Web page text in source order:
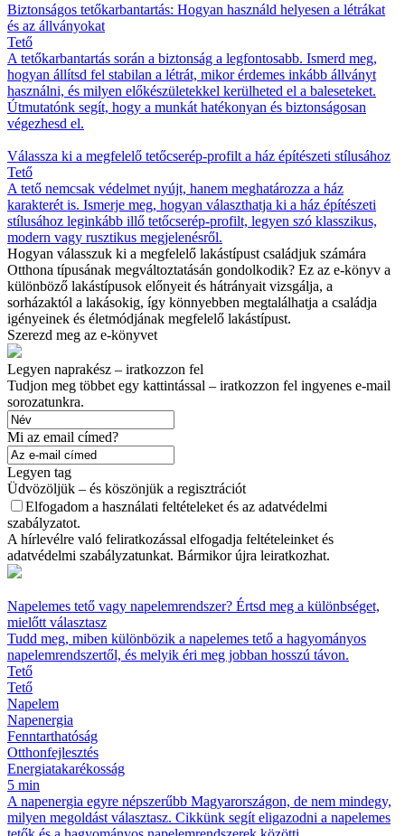
Biztonságos tetőkarbantartás: Hogyan használd helyesen a létrákat
és az állványokat
Tető
A tetőkarbantartás során a biztonság a legfontosabb. Ismerd meg,
hogyan állítsd fel stabilan a létrát, mikor érdemes inkább állványt
használni, és milyen előkészületekkel kerülheted el a baleseteket.
Útmutatónk segít, hogy a munkát hatékonyan és biztonságosan
végezhesd el.
Válassza ki a megfelelő tetőcserép-profilt a ház építészeti stílusához
Tető
A tető nemcsak védelmet nyújt, hanem meghatározza a ház
karakterét is. Ismerje meg, hogyan választhatja ki a ház építészeti
stílusához leginkább illő tetőcserép-profilt, legyen szó klasszikus,
modern vagy rusztikus megjelenésről.
Hogyan válasszuk ki a megfelelő lakástípust családjuk számára
Otthona típusának megváltoztatásán gondolkodik? Ez az e-könyv a
különböző lakástípusok előnyeit és hátrányait vizsgálja, a
sorházaktól a lakásokig, így könnyebben megtalálhatja a családja
igényeinek és életmódjának megfelelő lakástípust.
Szerezd meg az e-könyvet
Legyen naprakész – iratkozzon fel
Tudjon meg többet egy kattintással – iratkozzon fel ingyenes e-mail
sorozatunkra.
Mi az email címed?
Legyen tag
Üdvözöljük – és köszönjük a regisztrációt
Elfogadom a használati feltételeket és az adatvédelmi
szabályzatot.
A hírlevélre való feliratkozással elfogadja feltételeinket és
adatvédelmi szabályzatunkat. Bármikor újra leiratkozhat.
Napelemes tető vagy napelemrendszer? Értsd meg a különbséget,
mielőtt választasz
Tudd meg, miben különbözik a napelemes tető a hagyományos
napelemrendszertől, és melyik éri meg jobban hosszú távon.
Tető
Tető
Napelem
Napenergia
Fenntarthatóság
Otthonfejlesztés
Energiatakarékosság
5 min
A napenergia egyre népszerűbb Magyarországon, de nem mindegy,
milyen megoldást választasz. Cikkünk segít eligazodni a napelemes